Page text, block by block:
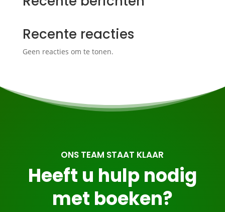
Recente reacties
Geen reacties om te tonen.
ONS TEAM STAAT KLAAR
Heeft u hulp nodig
met boeken?